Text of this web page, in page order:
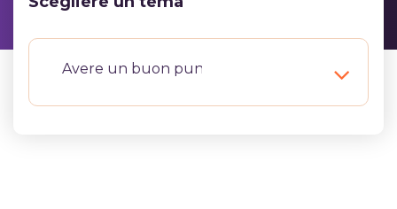
Avere un buon punteggio CAE